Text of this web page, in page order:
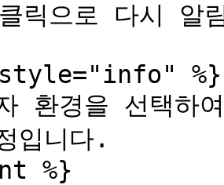
릭으로 다시 알
%}
환경을 선택하
입니다.
%}